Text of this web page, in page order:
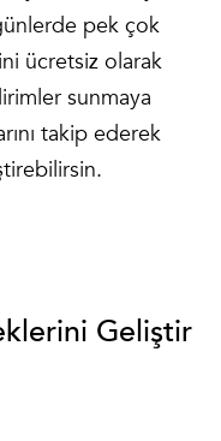
pek çok
ücretsiz olarak
sunmaya
takip ederek
Geliştir